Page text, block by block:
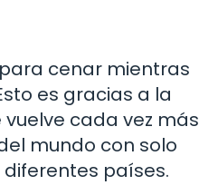
cenar mientras
es gracias a la
cada vez más
mundo con solo
países.